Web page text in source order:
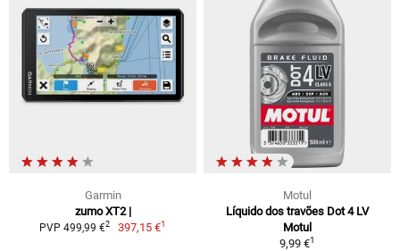
Garmin
zumo XT2 |
PVP 499,99 €2 397,15 €1
Motul
Líquido dos travões Dot 4 LV
Motul
9,99 €1